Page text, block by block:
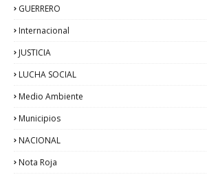
GUERRERO
Internacional
JUSTICIA
LUCHA SOCIAL
Medio Ambiente
Municipios
NACIONAL
Nota Roja